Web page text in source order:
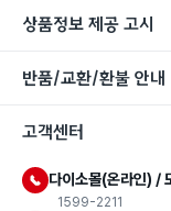
상품정보 제공 고시
반품/교환/환불 안내
고객센터
다이소몰(온라인) /
1599-2211